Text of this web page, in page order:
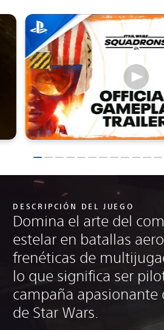
DESCRIPCIÓN DEL JUEGO
Domina el arte del
estelar en batallas
frenéticas de
lo que significa ser
campaña apasionante
de Star Wars.